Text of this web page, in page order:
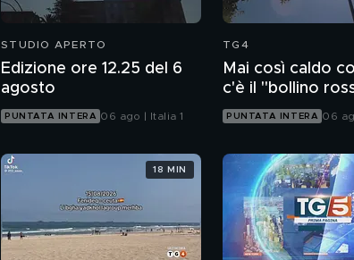
STUDIO APERTO
Edizione ore 12.25 del 6
agosto
PUNTATA INTERA 06 ago | Italia 1
TG4
Mai così caldo
c'è il "bollino
città
PUNTATA INTERA 06
18 MIN